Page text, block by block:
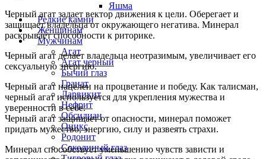
Яшма
Редкие камни
Женщинам
Мужчинам
Агат
Агат черный
Бычий глаз
Гранат
Ларвикит
Нефрит
Обсидиан
Оникс
Родонит
Соколиный глаз
Черный агат задает вектор движения к цели. Оберегает и
защищает владельца от окружающего негатива. Минерал
раскрывает способности к риторике.
Черный агат делает владельца неотразимым, увеличивает его
сексуальную энергию.
Черный агат нацелен на процветание и победу. Как талисман,
черный агат используется для укрепления мужества и
уверенности в себе.
Черный агат защищает от опасности, минерал поможет
придать мужество, энергию, силу и развеять страхи.
Минерал способствует уменьшению чувств зависти и